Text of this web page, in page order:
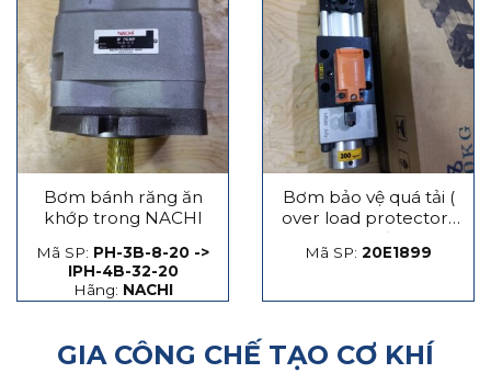
Bơm bánh răng ăn
khớp trong NACHI
Mã SP: PH-3B-8-20 ->
IPH-4B-32-20
Hãng: NACHI
Bơm bảo vệ quá tải (
over load protector)
máy dập
Mã SP: 20E1899
GIA CÔNG CHẾ TẠO CƠ KHÍ